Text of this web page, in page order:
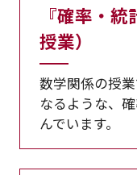
『確率・
授業）
数学関係の授
なるような、
んでいます。